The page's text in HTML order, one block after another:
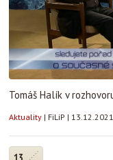
Tomáš Halík v
Aktuality | FiLiP |